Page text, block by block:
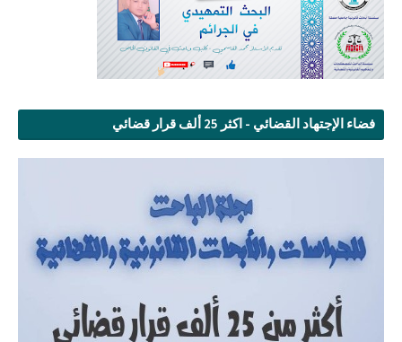
فضاء الإجتهاد القضائي - اكثر 25 ألف قرار قضائي